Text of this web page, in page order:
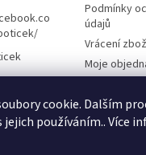
cookie. Dalším
jejich používáním.. Více
Podmínky
údajů
Vrácení
Moje
Barefoot